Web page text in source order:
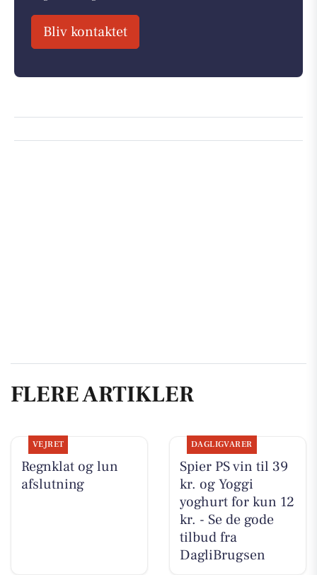
Bliv kontaktet
FLERE ARTIKLER
VEJRET
Regnklat og lun
afslutning
DAGLIGVARER
Spier PS vin til 39
kr. og Yoggi
yoghurt for kun 12
kr. - Se de gode
tilbud fra
DagliBrugsen